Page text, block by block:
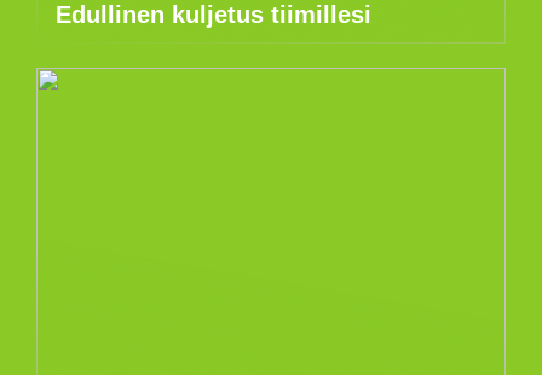
Edullinen kuljetus tiimillesi